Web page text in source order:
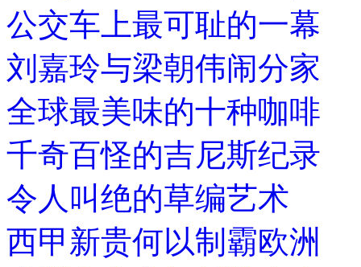
公交车上最可耻的一幕
刘嘉玲与梁朝伟闹分家
全球最美味的十种咖啡
千奇百怪的吉尼斯纪录
令人叫绝的草编艺术
西甲新贵何以制霸欧洲